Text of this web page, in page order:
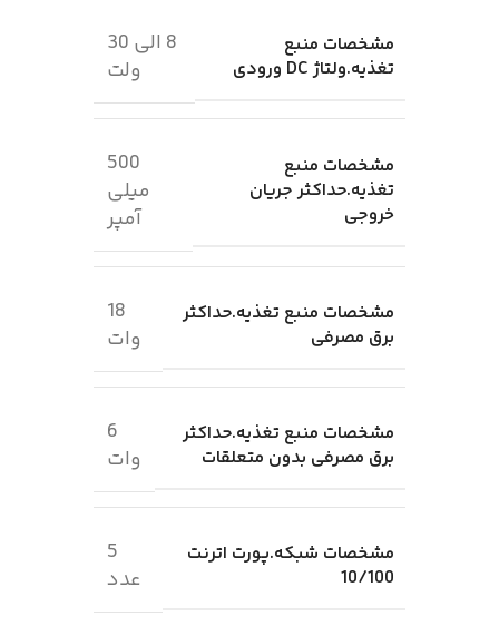
مشخصات منبع
تغذیه.ولتاژ DC ورودی
8 الی 30
ولت
مشخصات منبع
تغذیه.حداکثر جریان
خروجی
500
میلی
آمپر
مشخصات منبع تغذیه.حداکثر
برق مصرفی
18
وات
مشخصات منبع تغذیه.حداکثر
برق مصرفی بدون متعلقات
6
وات
مشخصات شبکه.پورت اترنت
10/100
5
عدد